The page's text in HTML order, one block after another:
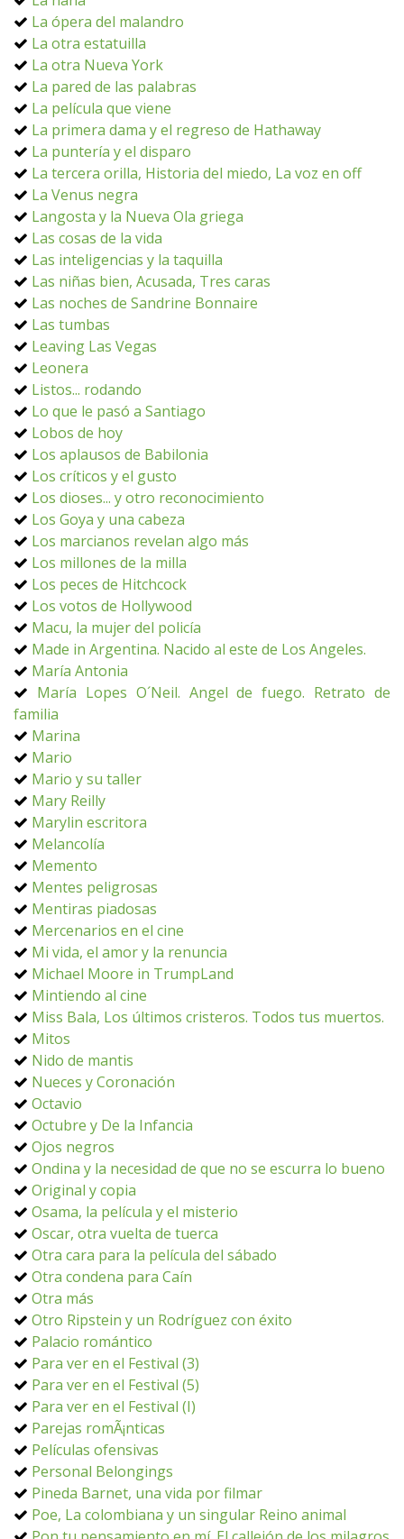
La ópera del malandro
La otra estatuilla
La otra Nueva York
La pared de las palabras
La película que viene
La primera dama y el regreso de Hathaway
La puntería y el disparo
La tercera orilla, Historia del miedo, La voz en off
La Venus negra
Langosta y la Nueva Ola griega
Las cosas de la vida
Las inteligencias y la taquilla
Las niñas bien, Acusada, Tres caras
Las noches de Sandrine Bonnaire
Las tumbas
Leaving Las Vegas
Leonera
Listos... rodando
Lo que le pasó a Santiago
Lobos de hoy
Los aplausos de Babilonia
Los críticos y el gusto
Los dioses... y otro reconocimiento
Los Goya y una cabeza
Los marcianos revelan algo más
Los millones de la milla
Los peces de Hitchcock
Los votos de Hollywood
Macu, la mujer del policía
Made in Argentina. Nacido al este de Los Angeles.
María Antonia
María Lopes O´Neil. Angel de fuego. Retrato de
familia
Marina
Mario
Mario y su taller
Mary Reilly
Marylin escritora
Melancolía
Memento
Mentes peligrosas
Mentiras piadosas
Mercenarios en el cine
Mi vida, el amor y la renuncia
Michael Moore in TrumpLand
Mintiendo al cine
Miss Bala, Los últimos cristeros. Todos tus muertos.
Mitos
Nido de mantis
Nueces y Coronación
Octavio
Octubre y De la Infancia
Ojos negros
Ondina y la necesidad de que no se escurra lo bueno
Original y copia
Osama, la película y el misterio
Oscar, otra vuelta de tuerca
Otra cara para la película del sábado
Otra condena para Caín
Otra más
Otro Ripstein y un Rodríguez con éxito
Palacio romántico
Para ver en el Festival (3)
Para ver en el Festival (5)
Para ver en el Festival (I)
Parejas romÃ¡nticas
Películas ofensivas
Personal Belongings
Pineda Barnet, una vida por filmar
Poe, La colombiana y un singular Reino animal